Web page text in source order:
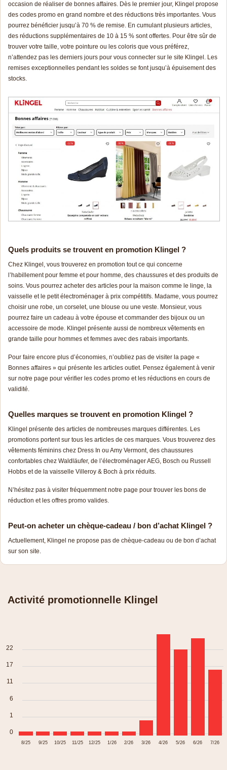
occasion de réaliser de bonnes affaires. Dès le premier jour, Klingel propose
des codes promo en grand nombre et des réductions très importantes. Vous
pourrez bénéficier jusqu’à 70 % de remise. En cumulant plusieurs articles,
des réductions supplémentaires de 10 à 15 % sont offertes. Pour être sûr de
trouver votre taille, votre pointure ou les coloris que vous préférez,
n’attendez pas les derniers jours pour vous connecter sur le site Klingel. Les
remises exceptionnelles pendant les soldes se font jusqu’à épuisement des
stocks.
Quels produits se trouvent en promotion Klingel ?
Chez Klingel, vous trouverez en promotion tout ce qui concerne
l’habillement pour femme et pour homme, des chaussures et des produits de
soins. Vous pourrez acheter des articles pour la maison comme le linge, la
vaisselle et le petit électroménager à prix compétitifs. Madame, vous pourrez
choisir une robe, un corselet, une blouse ou une veste. Monsieur, vous
pourrez faire un cadeau à votre épouse et commander des bijoux ou un
accessoire de mode. Klingel présente aussi de nombreux vêtements en
grande taille pour hommes et femmes avec des rabais importants.
Pour faire encore plus d’économies, n’oubliez pas de visiter la page «
Bonnes affaires » qui présente les articles outlet. Pensez également à venir
sur notre page pour vérifier les codes promo et les réductions en cours de
validité.
Quelles marques se trouvent en promotion Klingel ?
Klingel présente des articles de nombreuses marques différentes. Les
promotions portent sur tous les articles de ces marques. Vous trouverez des
vêtements féminins chez Dress In ou Amy Vermont, des chaussures
confortables chez Waldläufer, de l’électroménager AEG, Bosch ou Russell
Hobbs et de la vaisselle Villeroy & Boch à prix réduits.
N’hésitez pas à visiter fréquemment notre page pour trouver les bons de
réduction et les offres promo valides.
Peut-on acheter un chèque-cadeau / bon d’achat Klingel ?
Actuellement, Klingel ne propose pas de chèque-cadeau ou de bon d’achat
sur son site.
Activité promotionnelle Klingel
22
17
11
6
1
0
8/25 9/25 10/25 11/25 12/25 1/26 2/26 3/26 4/26 5/26 6/26 7/26